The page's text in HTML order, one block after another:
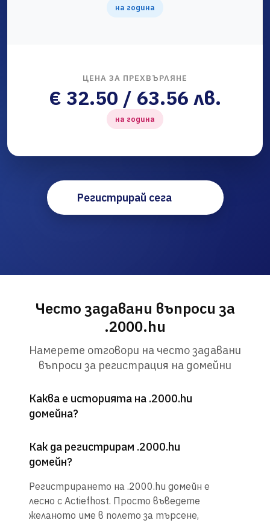
на година
ЦЕНА ЗА ПРЕХВЪРЛЯНЕ
€ 32.50 / 63.56 лв.
на година
Регистрирай сега
Често задавани въпроси за
.2000.hu
Намерете отговори на често задавани
въпроси за регистрация на домейни
Каква е историята на .2000.hu
домейна?
Как да регистрирам .2000.hu
домейн?
Регистрирането на .2000.hu домейн е
лесно с Actiefhost. Просто въведете
желаното име в полето за търсене,